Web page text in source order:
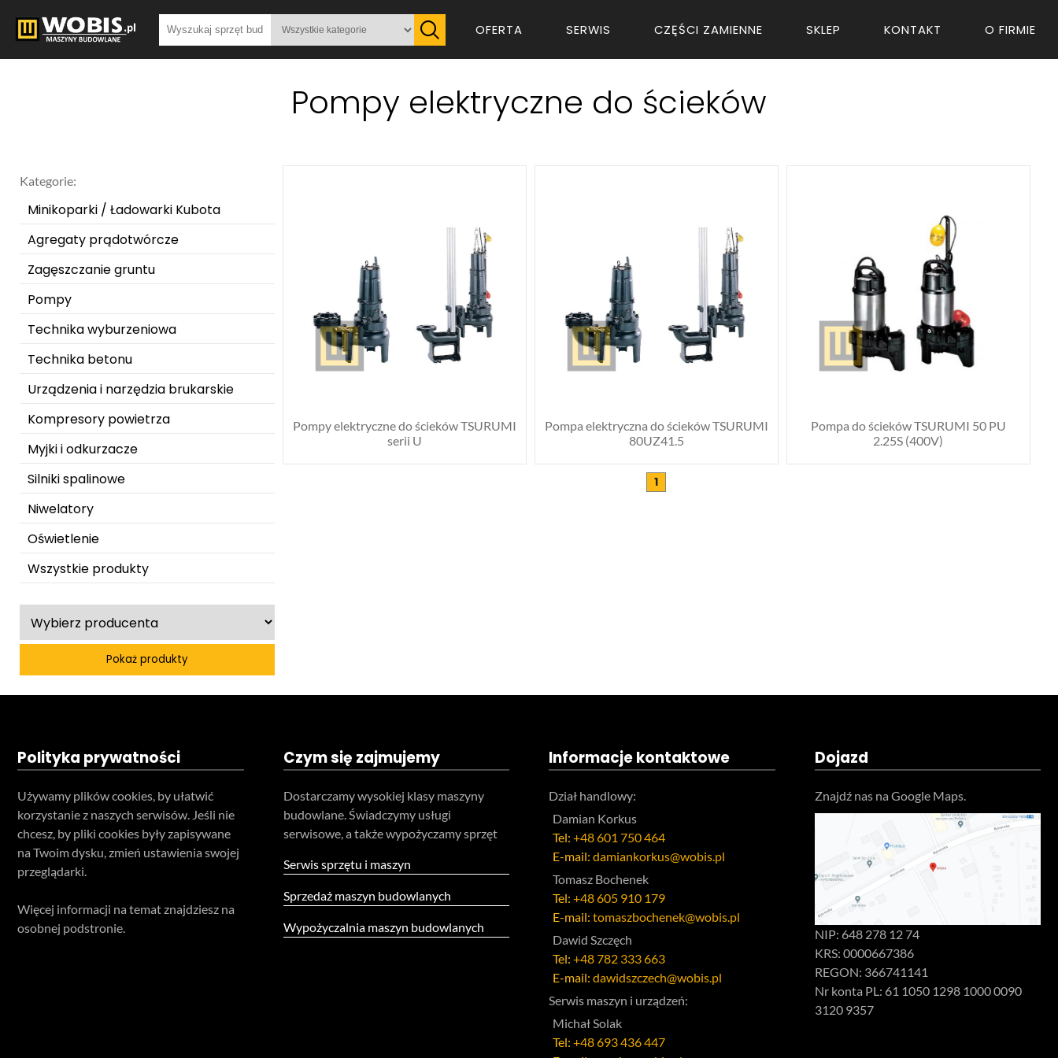
OFERTA SERWIS CZĘŚCI ZAMIENNE SKLEP KONTAKT O FIRMIE
Pompy elektryczne do ścieków
Kategorie:
Minikoparki / Ładowarki Kubota
Agregaty prądotwórcze
Zagęszczanie gruntu
Pompy
Technika wyburzeniowa
Technika betonu
Urządzenia i narzędzia brukarskie
Kompresory powietrza
Myjki i odkurzacze
Silniki spalinowe
Niwelatory
Oświetlenie
Wszystkie produkty
Pompy elektryczne do ścieków TSURUMI
serii U
Pompa elektryczna do ścieków TSURUMI
80UZ41.5
Pompa do ścieków TSURUMI 50 PU
2.25S (400V)
1
Polityka prywatności
Używamy plików cookies, by ułatwić
korzystanie z naszych serwisów. Jeśli nie
chcesz, by pliki cookies były zapisywane
na Twoim dysku, zmień ustawienia swojej
przeglądarki.
Więcej informacji na temat znajdziesz na
osobnej podstronie.
Czym się zajmujemy
Dostarczamy wysokiej klasy maszyny
budowlane. Świadczymy usługi
serwisowe, a także wypożyczamy sprzęt
Serwis sprzętu i maszyn
Sprzedaż maszyn budowlanych
Wypożyczalnia maszyn budowlanych
Informacje kontaktowe
Dział handlowy:
Damian Korkus
Tel: +48 601 750 464
E-mail: damiankorkus@wobis.pl
Tomasz Bochenek
Tel: +48 605 910 179
E-mail: tomaszbochenek@wobis.pl
Dawid Szczęch
Tel: +48 782 333 663
E-mail: dawidszczech@wobis.pl
Serwis maszyn i urządzeń:
Michał Solak
Tel: +48 693 436 447
Dojazd
Znajdź nas na Google Maps.
NIP: 648 278 12 74
KRS: 0000667386
REGON: 366741141
Nr konta PL: 61 1050 1298 1000 0090
3120 9357